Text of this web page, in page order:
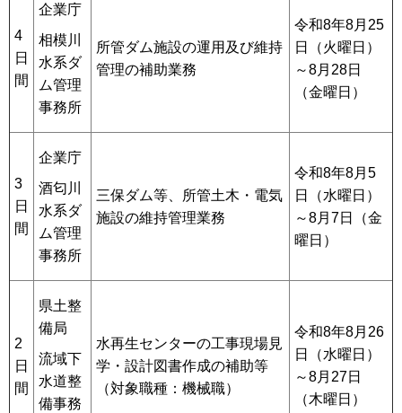
4
日
間
企業庁
相模川
水系ダ
ム管理
事務所
所管ダム施設の運用及び維持
管理の補助業務
令和8年8月25
日（火曜日）
～8月28日
（金曜日）
3
日
間
企業庁
酒匂川
水系ダ
ム管理
事務所
三保ダム等、所管土木・電気
施設の維持管理業務
令和8年8月5
日（水曜日）
～8月7日（金
曜日）
2
日
間
県土整
備局
流域下
水道整
備事務
水再生センターの工事現場見
学・設計図書作成の補助等
（対象職種：機械職）
令和8年8月26
日（水曜日）
～8月27日
（木曜日）